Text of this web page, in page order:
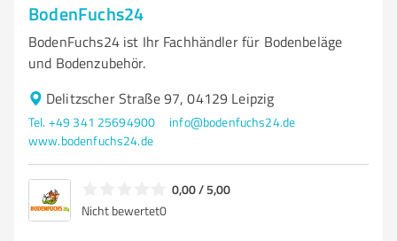
BodenFuchs24
BodenFuchs24 ist Ihr Fachhändler für Bodenbeläge
und Bodenzubehör.
Delitzscher Straße 97, 04129 Leipzig
Tel. +49 341 25694900
info@bodenfuchs24.de
www.bodenfuchs24.de
0,00 / 5,00
Nicht bewertet0